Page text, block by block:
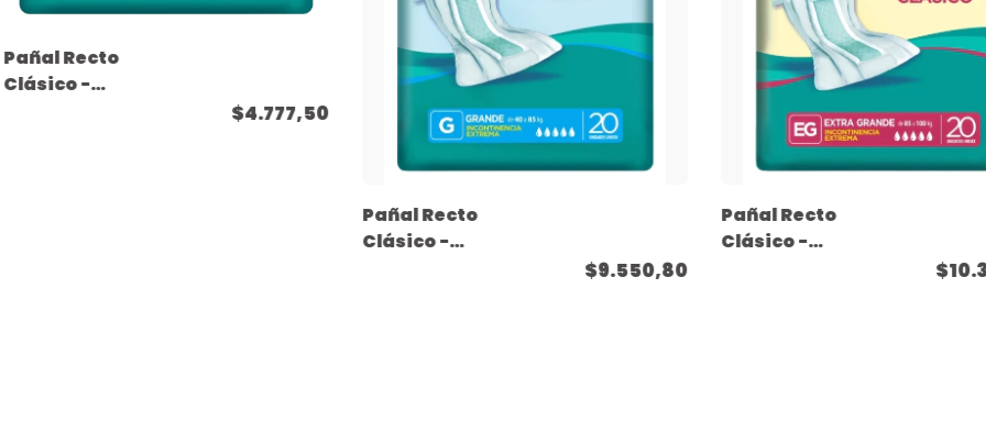
Pañal Recto
Clásico -
$4.777,50
Pañal Recto
Clásico -
$9.550,80
Pañal Recto
Clásico -